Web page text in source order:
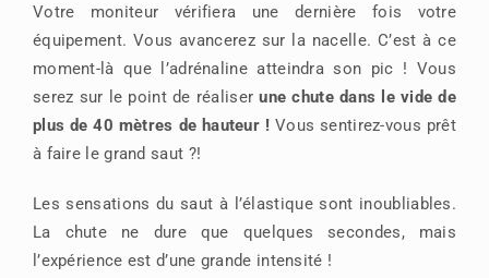
Votre moniteur vérifiera une dernière fois votre
équipement. Vous avancerez sur la nacelle. C’est à ce
moment-là que l’adrénaline atteindra son pic ! Vous
serez sur le point de réaliserune chute dans le vide de
plus de 40 mètres de hauteur ! Vous sentirez-vous prêt
à faire le grand saut ?!
Les sensations du saut à l’élastique sont inoubliables.
La chute ne dure que quelques secondes, mais
l’expérience est d’une grande intensité !